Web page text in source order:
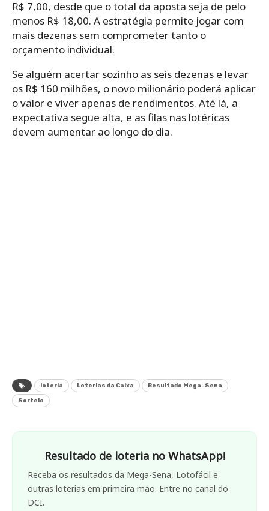
R$ 7,00, desde que o total da aposta seja de pelo
menos R$ 18,00. A estratégia permite jogar com
mais dezenas sem comprometer tanto o
orçamento individual.
Se alguém acertar sozinho as seis dezenas e levar
os R$ 160 milhões, o novo milionário poderá aplicar
o valor e viver apenas de rendimentos. Até lá, a
expectativa segue alta, e as filas nas lotéricas
devem aumentar ao longo do dia.
loteria Loterias da Caixa Resultado Mega-Sena
Sorteio
Resultado de loteria no WhatsApp!
Receba os resultados da Mega-Sena, Lotofácil e
outras loterias em primeira mão. Entre no canal do
DCI.